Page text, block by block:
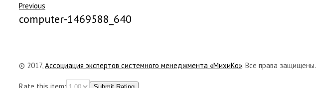
Previous
computer-1469588_640
© 2017,Ассоциация экспертов системного менеджмента «МихиКо». Все права защищены.